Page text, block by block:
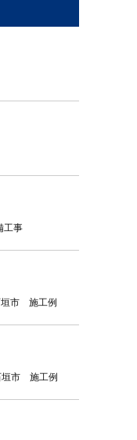
工事
市 施工例
市 施工例